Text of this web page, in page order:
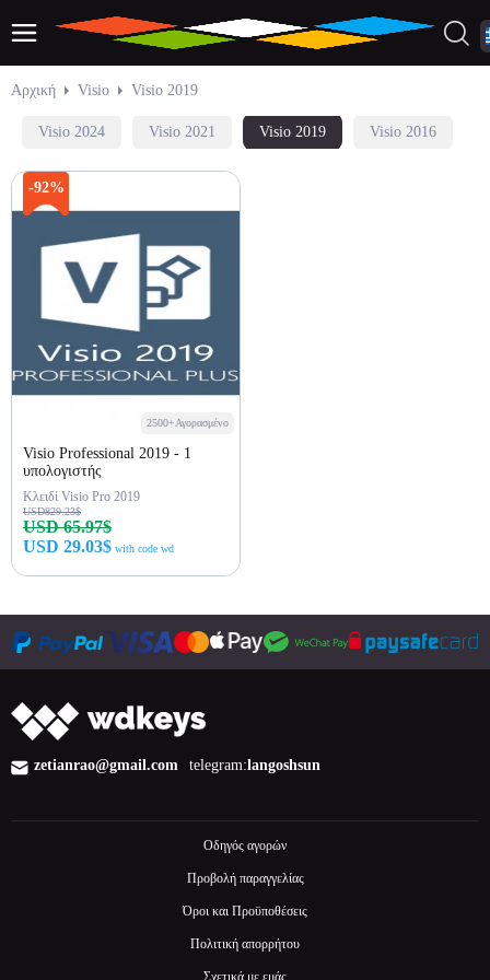
Αρχική Visio Visio 2019
Visio 2024 Visio 2021 Visio 2019 Visio 2016
-92%
2500+Αγορασμένο
Visio Professional 2019 - 1
υπολογιστής
Κλειδί Visio Pro 2019
USD829.23$
USD 65.97$
USD 29.03$ with code wd
zetianrao@gmail.com telegram:langoshsun
Οδηγός αγορών
Προβολή παραγγελίας
Όροι και Προϋποθέσεις
Πολιτική απορρήτου
Σχετικά με εμάς